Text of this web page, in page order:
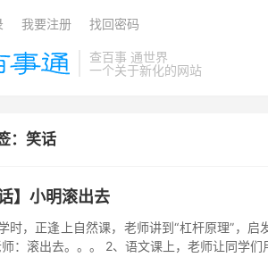
查百事 通世界
一个关于新化的网站
我要注册 找回密码
：笑话
话】小明滚出去
时，正逢上自然课，老师讲到“杠杆原理”，
师：滚出去。。。 2、语文课上，老师让同学